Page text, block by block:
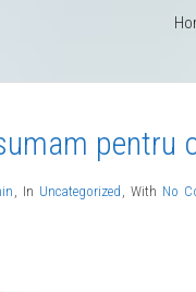
pentru
, In Uncategorized , With No